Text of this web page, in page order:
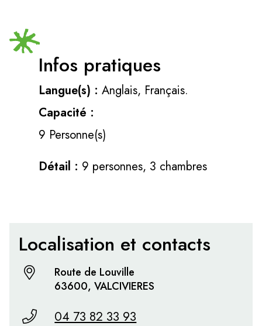
Infos pratiques
Langue(s) : Anglais, Français.
Capacité :
9 Personne(s)
Détail : 9 personnes, 3 chambres
Localisation et contacts
Route de Louville
63600, VALCIVIERES
04 73 82 33 93